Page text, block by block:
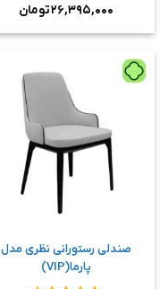
نمره۴
۲۶,۳۹۵,۰۰۰تومان
صندلی رستورانی نظری مدل
پارما(VIP)